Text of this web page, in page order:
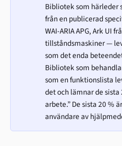
Bibliotek som
från en publicerad
WAI-ARIA APG, Ark UI
tillståndsmaskiner —
som det enda
Bibliotek som
som en funktionslista
det och lämnar de
arbete.” De sista 20 %
användare av